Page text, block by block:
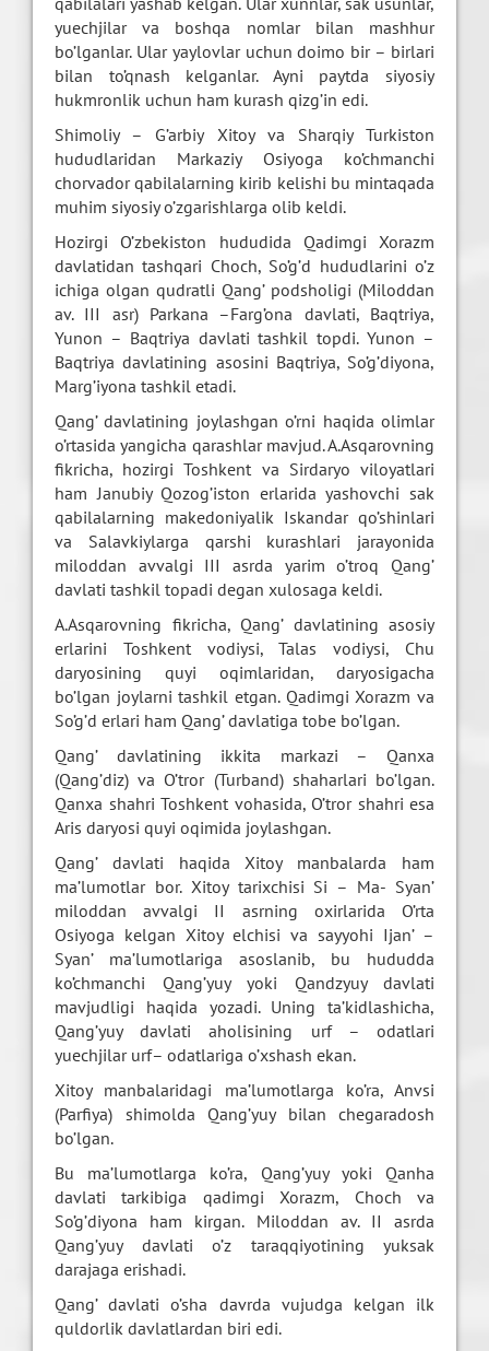
yuechjilar va boshqa nomlar bilan mashhur
bo’lganlar. Ular yaylovlar uchun doimo bir – birlari
bilan to’qnash kelganlar. Ayni paytda siyosiy
hukmronlik uchun ham kurash qizg’in edi.
Shimoliy – G’arbiy Xitoy va Sharqiy Turkiston
hududlaridan Markaziy Osiyoga ko’chmanchi
chorvador qabilalarning kirib kelishi bu mintaqada
muhim siyosiy o’zgarishlarga olib keldi.
Hozirgi O’zbekiston hududida Qadimgi Xorazm
davlatidan tashqari Choch, So’g’d hududlarini o’z
ichiga olgan qudratli Qang’ podsholigi (Miloddan
av. III asr) Parkana –Farg’ona davlati, Baqtriya,
Yunon – Baqtriya davlati tashkil topdi. Yunon –
Baqtriya davlatining asosini Baqtriya, So’g’diyona,
Marg’iyona tashkil etadi.
Qang’ davlatining joylashgan o’rni haqida olimlar
o’rtasida yangicha qarashlar mavjud. A.Asqarovning
fikricha, hozirgi Toshkent va Sirdaryo viloyatlari
ham Janubiy Qozog’iston erlarida yashovchi sak
qabilalarning makedoniyalik Iskandar qo’shinlari
va Salavkiylarga qarshi kurashlari jarayonida
miloddan avvalgi III asrda yarim o’troq Qang’
davlati tashkil topadi degan xulosaga keldi.
A.Asqarovning fikricha, Qang’ davlatining asosiy
erlarini Toshkent vodiysi, Talas vodiysi, Chu
daryosining quyi oqimlaridan, daryosigacha
bo’lgan joylarni tashkil etgan. Qadimgi Xorazm va
So’g’d erlari ham Qang’ davlatiga tobe bo’lgan.
Qang’ davlatining ikkita markazi – Qanxa
(Qang’diz) va O’tror (Turband) shaharlari bo’lgan.
Qanxa shahri Toshkent vohasida, O’tror shahri esa
Aris daryosi quyi oqimida joylashgan.
Qang’ davlati haqida Xitoy manbalarda ham
ma’lumotlar bor. Xitoy tarixchisi Si – Ma- Syan’
miloddan avvalgi II asrning oxirlarida O’rta
Osiyoga kelgan Xitoy elchisi va sayyohi Ijan’ –
Syan’ ma’lumotlariga asoslanib, bu hududda
ko’chmanchi Qang’yuy yoki Qandzyuy davlati
mavjudligi haqida yozadi. Uning ta’kidlashicha,
Qang’yuy davlati aholisining urf – odatlari
yuechjilar urf– odatlariga o’xshash ekan.
Xitoy manbalaridagi ma’lumotlarga ko’ra, Anvsi
(Parfiya) shimolda Qang’yuy bilan chegaradosh
bo’lgan.
Bu ma’lumotlarga ko’ra, Qang’yuy yoki Qanha
davlati tarkibiga qadimgi Xorazm, Choch va
So’g’diyona ham kirgan. Miloddan av. II asrda
Qang’yuy davlati o’z taraqqiyotining yuksak
darajaga erishadi.
Qang’ davlati o’sha davrda vujudga kelgan ilk
quldorlik davlatlardan biri edi.